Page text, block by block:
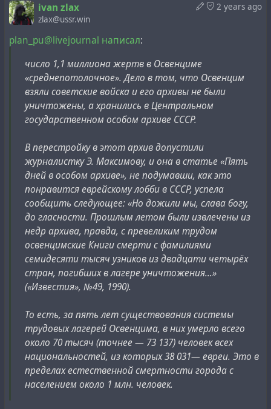
Soviet astronaut circles the earth three times
The first man in space
Back alive - but suffering from effects of his flight
From DENNIS OGDEN. MOSCOW, Tuesday. (note: Tuesday
is 11 April 1961)
The Soviet Union has launched the first man into space
and brought him back to earth alive, according to well-
informed sources here.
ranking Soviet aircraft designer, is understood to be
suffering after-effects from his flight.
Top aviation medical specialists and leading space
scientists are in constant attendance.
The are keeping him under close observation.
As official announcement regarding the flight, said to
Интересно, что в своем провинциальном издании
La Presse (Канада) упомянула
Worker опубликовала статью, в которой этот
Великобритании сообщал своим читателям, что
Союз Советских Социалистических Республик (СССР)
запустил человека в космос 7 апреля и что этот
герой вернулся на Землю в полном здравии. Более
того, в данной статье, как и в статье La Presse,
была помещена фотография космонавта, который,
конечно же, не был Гагариным. В статье
британской газеты также был приведен рисунок
космической капсулы Гагарина.
2 years ago
ivan zlax
zlax@ussr.win
plan_pu@livejournal написал:
число 1,1 миллиона жертв в Освенциме
«среднепотолочное». Дело в том, что Освенцим
взяли советские войска и его архивы не были
уничтожены, а хранились в Центральном
государственном особом архиве СССР.
В перестройку в этот архив допустили
журналистку Э. Максимову, и она в статье «Пять
дней в особом архиве», не подумавши, как это
понравится еврейскому лобби в СССР, успела
сообщить следующее: «Но дожили мы, слава богу,
до гласности. Прошлым летом были извлечены из
недр архива, правда, с превеликим трудом
освенцимские Книги смерти с фамилиями
семидесяти тысяч узников из двадцати четырёх
стран, погибших в лагере уничтожения…»
(«Известия», №49, 1990).
То есть, за пять лет существования системы
трудовых лагерей Освенцима, в них умерло всего
около 70 тысяч (точнее — 73 137) человек всех
национальностей, из которых 38 031— евреи. Это в
пределах естественной смертности города с
населением около 1 млн. человек.